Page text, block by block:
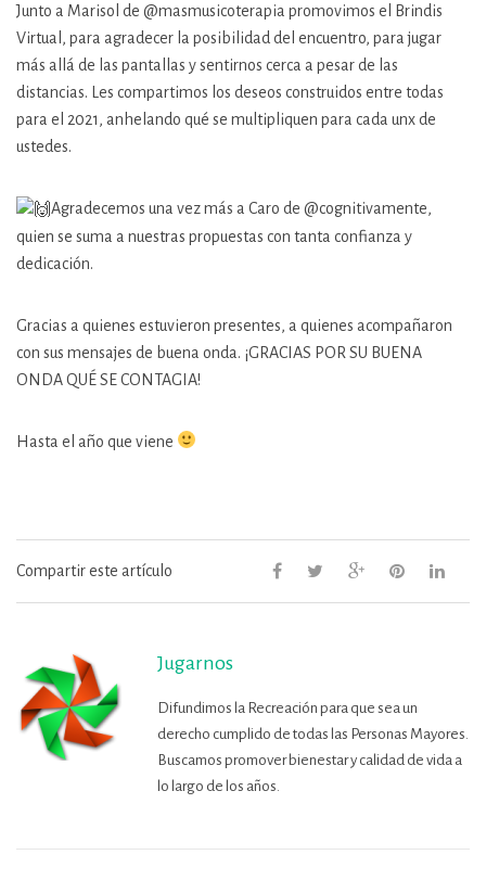
Junto a Marisol de @masmusicoterapia promovimos el Brindis
Virtual, para agradecer la posibilidad del encuentro, para jugar
más allá de las pantallas y sentirnos cerca a pesar de las
distancias. Les compartimos los deseos construidos entre todas
para el 2021, anhelando qué se multipliquen para cada unx de
ustedes.
Agradecemos una vez más a Caro de @cognitivamente,
quien se suma a nuestras propuestas con tanta confianza y
dedicación.
Gracias a quienes estuvieron presentes, a quienes acompañaron
con sus mensajes de buena onda. ¡GRACIAS POR SU BUENA
ONDA QUÉ SE CONTAGIA!
Hasta el año que viene
Compartir este artículo
Jugarnos
Difundimos la Recreación para que sea un
derecho cumplido de todas las Personas Mayores.
Buscamos promover bienestar y calidad de vida a
lo largo de los años.